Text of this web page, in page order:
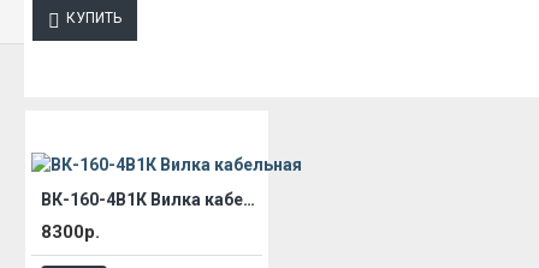
КУПИТЬ
ВК-160-4В1К Вилка кабельная
8300р.